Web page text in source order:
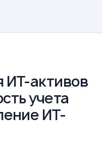
ИТ-активов
учета
ИТ-